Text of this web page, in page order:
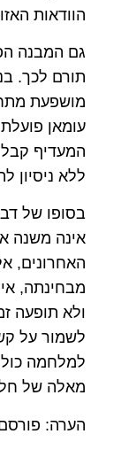
הוודאות
גם המבנה
תורם לכך.
מושפעת
עומאן
המעדיף
ללא ניסיון
בסופו של
אינה משנה
האחרונים,
מבחינתה,
ולא תופעה
לשמור על
למלחמה
מאלה של
הערה: